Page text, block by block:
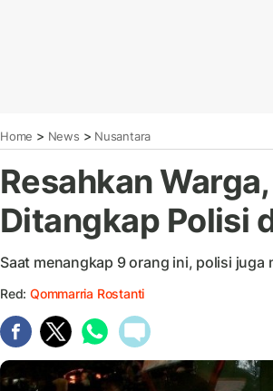
Home > News > Nusantara
Resahkan
Ditangkap Polisi
Saat menangkap 9 orang ini, polisi
Red: Qommarria Rostanti